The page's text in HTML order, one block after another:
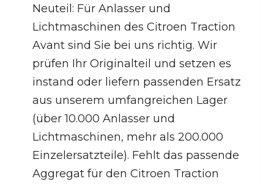
Neuteil: Für Anlasser und
Lichtmaschinen des Citroen Traction
Avant sind Sie bei uns richtig. Wir
prüfen Ihr Originalteil und setzen es
instand oder liefern passenden Ersatz
aus unserem umfangreichen Lager
(über 10.000 Anlasser und
Lichtmaschinen, mehr als 200.000
Einzelersatzteile). Fehlt das passende
Aggregat für den Citroen Traction